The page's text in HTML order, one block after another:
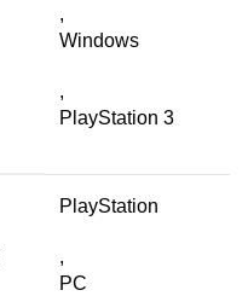
,
Windows
,
PlayStation 3
PlayStation
,
PC